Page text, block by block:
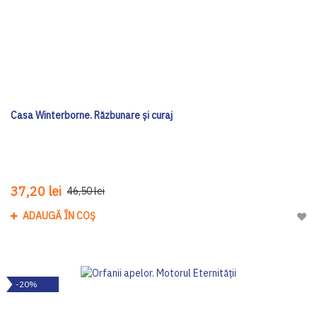
Casa Winterborne. Răzbunare și curaj
37,20 lei 46,50 lei
ADAUGĂ ÎN COȘ
-20%